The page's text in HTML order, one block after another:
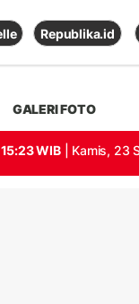
Republika.id
GALERI FOTO
15:23 WIB | Kamis, 23